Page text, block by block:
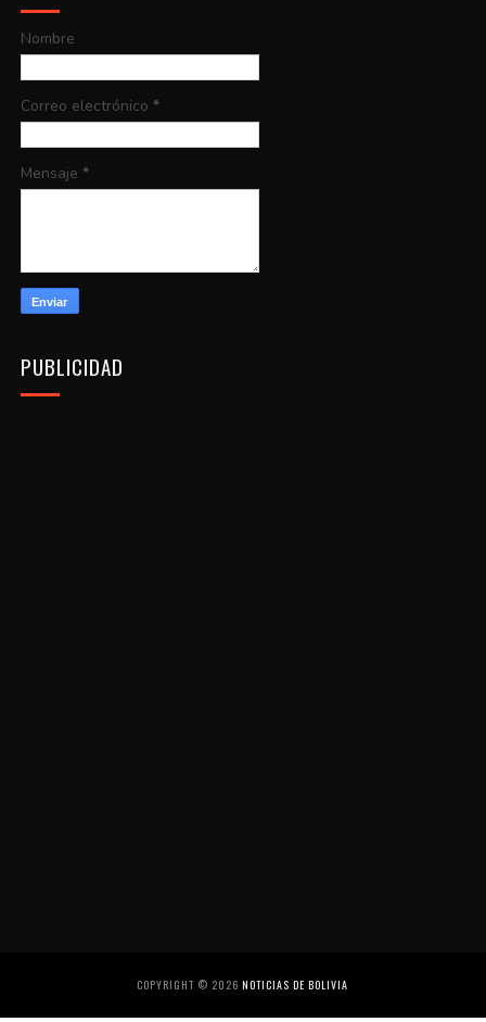
Nombre
Correo electrónico *
Mensaje *
PUBLICIDAD
COPYRIGHT © 2026NOTICIAS DE BOLIVIA